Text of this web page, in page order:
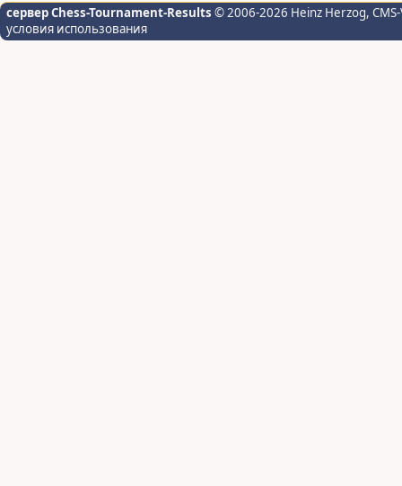
сервер Chess-Tournament-Results © 2006-2026 Heinz Herzog,
условия использования